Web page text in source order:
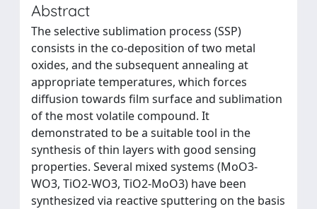
Abstract
The selective sublimation process (SSP)
consists in the co-deposition of two metal
oxides, and the subsequent annealing at
appropriate temperatures, which forces
diffusion towards film surface and sublimation
of the most volatile compound. It
demonstrated to be a suitable tool in the
synthesis of thin layers with good sensing
properties. Several mixed systems (MoO3-
WO3, TiO2-WO3, TiO2-MoO3) have been
synthesized via reactive sputtering on the basis